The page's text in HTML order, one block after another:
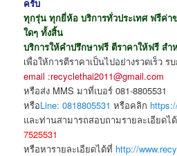
ครับ
ทุกรุ่น ทุกยี่ห้อ บริการทั่วประเทศ ฟรีค่า
ใดๆ ทั้งสิ้น
บริการให้คำปรึกษาฟรี ตีราคาให้ฟรี สำ
เพื่อให้การตีราคาเป็นไปอย่างรวดเร็ว
email :recyclethai2011@gmail.com
หรือส่ง MMS มาที่เบอร์ 081-8805531
หรือLine: 0818805531 หรือคลิก
และท่านสามารถสอบถามรายละเอียด
7525531
หรือหารายละเอียดได้ที่ http://